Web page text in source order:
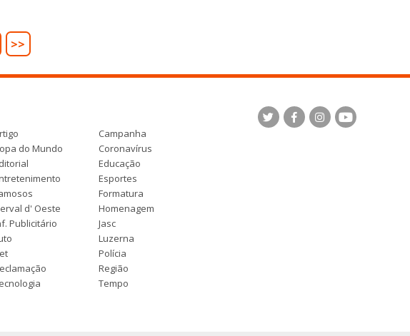
>>
Campanha
do Mundo
Coronavírus
Educação
Esportes
Formatura
d' Oeste
Homenagem
Publicitário
Jasc
Luzerna
Polícia
Região
Tempo